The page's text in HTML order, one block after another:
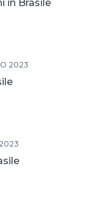
in Brasile
2023